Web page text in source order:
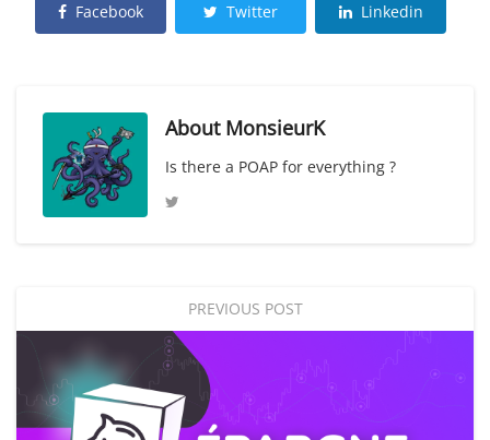
Facebook Twitter Linkedin
About MonsieurK
Is there a POAP for everything ?
PREVIOUS POST